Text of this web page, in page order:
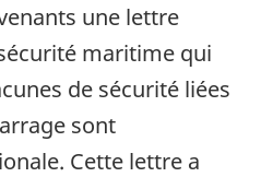
une lettre
maritime qui
de sécurité liées
sont
Cette lettre a